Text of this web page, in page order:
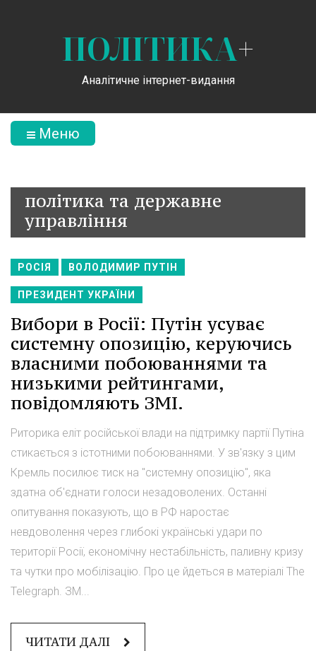
ПОЛІТИКА+
Аналітичне інтернет-видання
Меню
політика та державне
управління
РОСІЯ ВОЛОДИМИР ПУТІН
ПРЕЗИДЕНТ УКРАЇНИ
Вибори в Росії: Путін усуває
системну опозицію, керуючись
власними побоюваннями та
низькими рейтингами,
повідомляють ЗМІ.
Риторика еліт російської влади на підтримку партії Путіна
стикається з істотними побоюваннями. У зв'язку з цим
Кремль посилює тиск на "системну опозицію", яка
здатна об'єднати голоси незадоволених. Останні
опитування показують, що в РФ наростає
невдоволення через глибокі українські удари по
території Росії, економічну нестабільність, паливну кризу
та чутки про мобілізацію. Про це йдеться в матеріалі The
Telegraph. ЗМ...
ЧИТАТИ ДАЛІ